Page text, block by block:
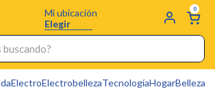
Mi ubicación
Elegir
0
ElectroElectrobellezaTecnologíaHogarBelleza